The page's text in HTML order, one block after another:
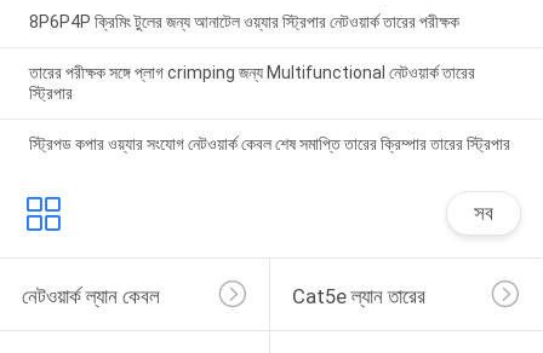
8P6P4P ক্রিমিং টুলের জন্য আনাটেল ওয়্যার স্ট্রিপার নেটওয়ার্ক তারের পরীক্ষক
তারের পরীক্ষক সঙ্গে প্লাগ crimping জন্য Multifunctional নেটওয়ার্ক তারের
স্ট্রিপার
স্ট্রিপড কপার ওয়্যার সংযোগ নেটওয়ার্ক কেবল শেষ সমাপ্তি তারের ক্রিম্পার তারের স্ট্রিপার
সব
নেটওয়ার্ক ল্যান কেবল Cat5e ল্যান তারের